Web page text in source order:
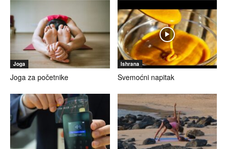
Joga
Joga za početnike
Ishrana
Svemoćni napitak